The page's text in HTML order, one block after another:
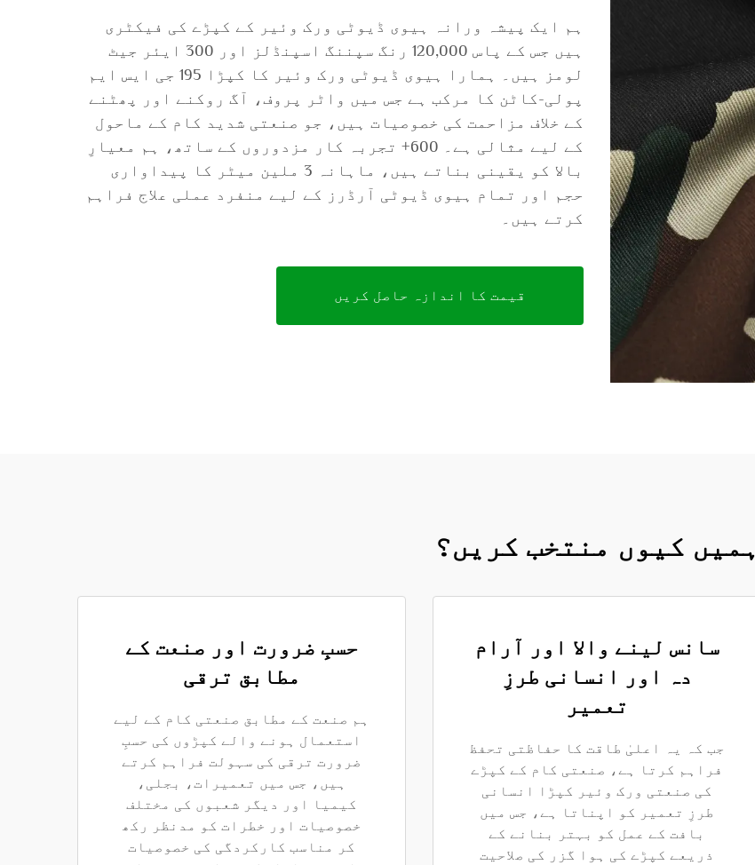
ہم ایک پیشہ ورانہ ہیوی ڈیوٹی ورک وئیر کے کپڑے کی فیکٹری
ہیں جس کے پاس 120,000 رنگ سپننگ اسپنڈلز اور 300 ایئر جیٹ
لومز ہیں۔ ہمارا ہیوی ڈیوٹی ورک وئیر کا کپڑا 195 جی ایس ایم
پولی-کاٹن کا مرکب ہے جس میں واٹر پروف، آگ روکنے اور پھٹنے
کے خلاف مزاحمت کی خصوصیات ہیں، جو صنعتی شدید کام کے ماحول
کے لیے مثالی ہے۔ 600+ تجربہ کار مزدوروں کے ساتھ، ہم معیارِ
بالا کو یقینی بناتے ہیں، ماہانہ 3 ملین میٹر کا پیداواری
حجم اور تمام ہیوی ڈیوٹی آرڈرز کے لیے منفرد عملی علاج فراہم
کرتے ہیں۔
قیمت کا اندازہ حاصل کریں
ہمیں کیوں منتخب کریں؟
سانس لینے والا اور آرام
دہ اور انسانی طرزِ
تعمیر
جب کہ یہ اعلیٰ طاقت کا حفاظتی تحفظ
فراہم کرتا ہے، صنعتی کام کے کپڑے
کی صنعتی ورک وئیر کپڑا انسانی
طرزِ تعمیر کو اپناتا ہے، جس میں
بافت کے عمل کو بہتر بنانے کے
ذریعے کپڑے کی ہوا گزر کی صلاحیت
حسبِ ضرورت اور صنعت کے
مطابق ترقی
ہم صنعت کے مطابق صنعتی کام کے لیے
استعمال ہونے والے کپڑوں کی حسبِ
ضرورت ترقی کی سہولت فراہم کرتے
ہیں، جس میں تعمیرات، بجلی،
کیمیا اور دیگر شعبوں کی مختلف
خصوصیات اور خطرات کو مدنظر رکھ
کر مناسب کارکردگی کی خصوصیات